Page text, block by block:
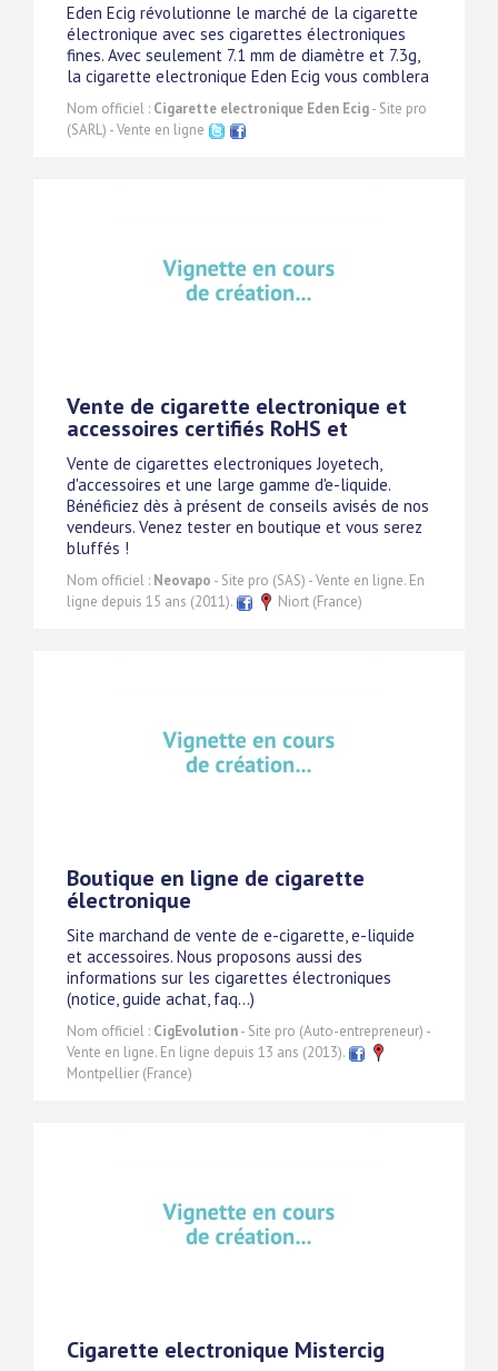
Eden Ecig révolutionne le marché de la cigarette
électronique avec ses cigarettes électroniques
fines. Avec seulement 7.1 mm de diamètre et 7.3g,
la cigarette electronique Eden Ecig vous comblera
Nom officiel : Cigarette electronique Eden Ecig- Site pro
(SARL) - Vente en ligne
Vente de cigarette electronique et
accessoires certifiés RoHS et
Vente de cigarettes electroniques Joyetech,
d'accessoires et une large gamme d'e-liquide.
Bénéficiez dès à présent de conseils avisés de nos
vendeurs. Venez tester en boutique et vous serez
bluffés !
Nom officiel : Neovapo - Site pro (SAS) - Vente en ligne. En
ligne depuis 15 ans (2011).
Niort (France)
Boutique en ligne de cigarette
électronique
Site marchand de vente de e-cigarette, e-liquide
et accessoires. Nous proposons aussi des
informations sur les cigarettes électroniques
(notice, guide achat, faq...)
Nom officiel : CigEvolution- Site pro (Auto-entrepreneur) -
Vente en ligne. En ligne depuis 13 ans (2013).
Montpellier (France)
Cigarette electronique Mistercig